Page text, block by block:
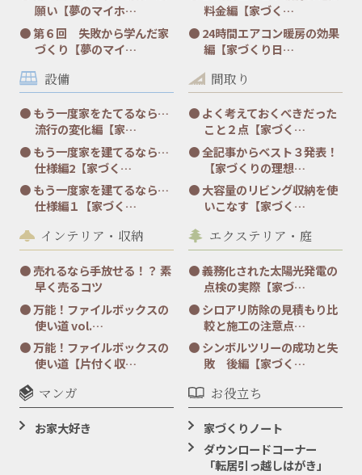
願い【夢のマイホ…
第６回 失敗から学んだ家
づくり【夢のマイ…
料金編【家づく…
24時間エアコン暖房の効果
編【家づくり日…
設備
もう一度家をたてるなら…
流行の変化編【家…
もう一度家を建てるなら…
仕様編2【家づく…
もう一度家を建てるなら…
仕様編１【家づく…
間取り
よく考えておくべきだった
こと２点【家づく…
全記事からベスト３発表！
【家づくりの理想…
大容量のリビング収納を使
いこなす【家づく…
インテリア・収納
売れるなら手放せる！？ 素
早く売るコツ
万能！ファイルボックスの
使い道 vol.…
万能！ファイルボックスの
使い道【片付く収…
エクステリア・庭
義務化された太陽光発電の
点検の実際【家づ…
シロアリ防除の見積もり比
較と施工の注意点…
シンボルツリーの成功と失
敗 後編【家づく…
マンガ
お家大好き
お役立ち
家づくりノート
ダウンロードコーナー
「転居引っ越しはがき」